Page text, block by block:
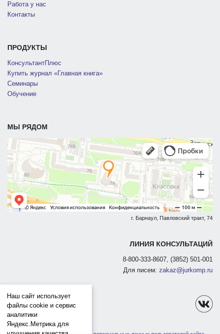
Работа у нас
Контакты
ПРОДУКТЫ
КонсультантПлюс
Купить журнал «Главная книга»
Семинары
Обучение
МЫ РЯДОМ
г. Барнаул, Павловский тракт, 74
ЛИНИЯ КОНСУЛЬТАЦИЙ
8-800-333-8607, (3852) 501-001
Для писем: zakaz@jurkomp.ru
Наш сайт использует
файлы cookie и сервис
аналитики
Яндекс.Метрика для